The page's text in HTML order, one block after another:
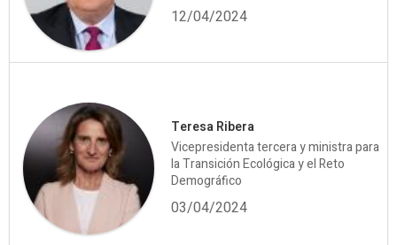
12/04/2024
Teresa Ribera
Vicepresidenta tercera y ministra para
la Transición Ecológica y el Reto
Demográfico
03/04/2024